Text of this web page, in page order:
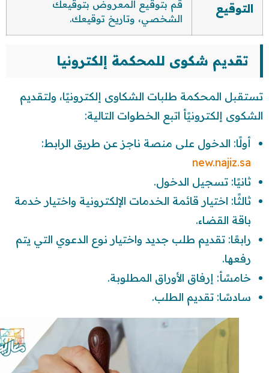
التوقيع
قم بتوقيع المعروض بتوقيعك
الشخصي، وتاريخ توقيعك.
تقديم شكوى للمحكمة إلكترونيا
تستقبل المحكمة طلبات الشكاوى إلكترونيًا، ولتقديم
الشكوى إلكترونيًأ اتبع الخطوات التالية:
أولًا: الدخول على منصة ناجز عن طريق الرابط:
new.najiz.sa
ثانيًا: تسجيل الدخول.
ثالثًا: اختيار قائمة الخدمات الإلكترونية واختيار خدمة
باقة القضاء.
رابعًا: تقديم طلب جديد واختيار نوع الدعوي التي يتم
رفعها.
خامسًأ: إرفاق الأوراق المطلوبة.
سادسًا: تقديم الطلب.